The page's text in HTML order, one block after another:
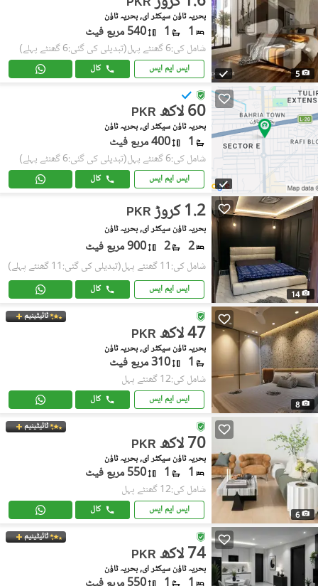
5
بحریہ ٹاؤن سیکٹر ای, بحریہ ٹاؤن
1
1 540 مربع فیٹ
شامل کی:6 گھنٹے پہل (تبدیلی کی گئی:6 گھنٹے پہلے)
ایس ایم ایس کال
PKR 60 لاکھ
بحریہ ٹاؤن سیکٹر ای, بحریہ ٹاؤن
1 400 مربع فیٹ
شامل کی:6 گھنٹے پہل (تبدیلی کی گئی:6 گھنٹے پہلے)
ایس ایم ایس کال
14
PKR 1.2 کروڑ
بحریہ ٹاؤن سیکٹر ای, بحریہ ٹاؤن
2
2 900 مربع فیٹ
شامل کی:11 گھنٹے پہل (تبدیلی کی گئی:11 گھنٹے پہلے)
ایس ایم ایس کال
8
ٹائیٹینیم
PKR 47 لاکھ
بحریہ ٹاؤن سیکٹر ای, بحریہ ٹاؤن
1 310 مربع فیٹ
شامل کی:12 گھنٹے پہل
ایس ایم ایس کال
6
ٹائیٹینیم
PKR 70 لاکھ
بحریہ ٹاؤن سیکٹر ای, بحریہ ٹاؤن
1
1 550 مربع فیٹ
شامل کی:12 گھنٹے پہل
ایس ایم ایس کال
ٹائیٹینیم
PKR 74 لاکھ
بحریہ ٹاؤن سیکٹر ای, بحریہ ٹاؤن